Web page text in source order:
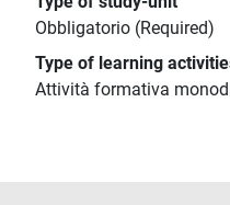
Obbligatorio (Required)
Type of learning
Attività formativa